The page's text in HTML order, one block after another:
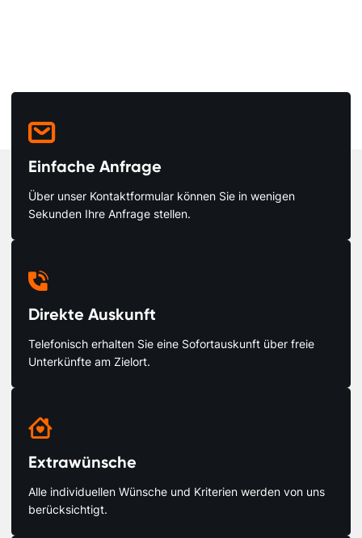

Einfache Anfrage
Über unser Kontaktformular können Sie in wenigen
Sekunden Ihre Anfrage stellen.

Direkte Auskunft
Telefonisch erhalten Sie eine Sofortauskunft über freie
Unterkünfte am Zielort.

Extrawünsche
Alle individuellen Wünsche und Kriterien werden von uns
berücksichtigt.